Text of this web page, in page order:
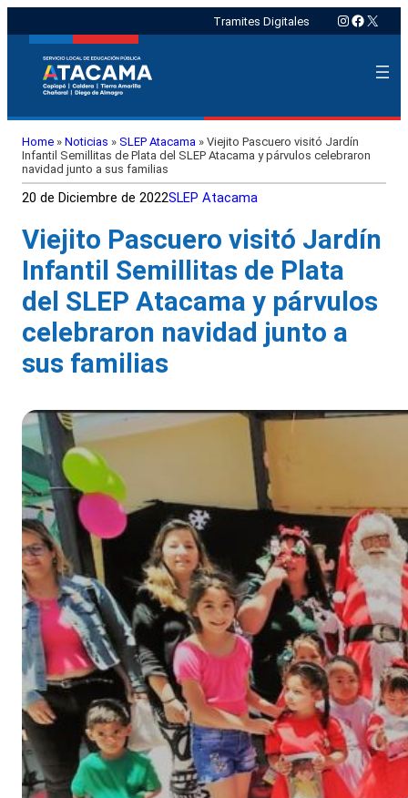
Tramites Digitales Instagram
X
Home » Noticias » SLEP Atacama » Viejito Pascuero visitó Jardín
Infantil Semillitas de Plata del SLEP Atacama y párvulos celebraron
navidad junto a sus familias
20 de Diciembre de 2022SLEP Atacama
Viejito Pascuero visitó Jardín
Infantil Semillitas de Plata
del SLEP Atacama y párvulos
celebraron navidad junto a
sus familias